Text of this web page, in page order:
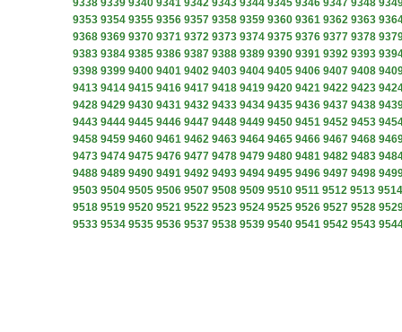
9338 9339 9340 9341 9342 9343 9344 9345 9346 9347 9348
9353 9354 9355 9356 9357 9358 9359 9360 9361 9362 9363
9368 9369 9370 9371 9372 9373 9374 9375 9376 9377 9378
9383 9384 9385 9386 9387 9388 9389 9390 9391 9392 9393
9398 9399 9400 9401 9402 9403 9404 9405 9406 9407 9408
9413 9414 9415 9416 9417 9418 9419 9420 9421 9422 9423
9428 9429 9430 9431 9432 9433 9434 9435 9436 9437 9438
9443 9444 9445 9446 9447 9448 9449 9450 9451 9452 9453
9458 9459 9460 9461 9462 9463 9464 9465 9466 9467 9468
9473 9474 9475 9476 9477 9478 9479 9480 9481 9482 9483
9488 9489 9490 9491 9492 9493 9494 9495 9496 9497 9498
9503 9504 9505 9506 9507 9508 9509 9510 9511 9512 9513 9514
9518 9519 9520 9521 9522 9523 9524 9525 9526 9527 9528
9533 9534 9535 9536 9537 9538 9539 9540 9541 9542 9543